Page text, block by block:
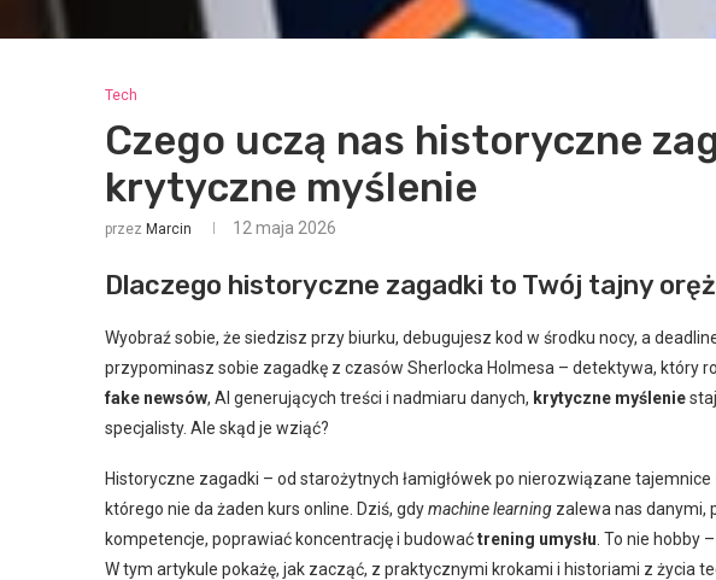
Tech
Czego uczą nas historyczne
krytyczne myślenie
przez Marcin 12 maja 2026
Dlaczego historyczne zagadki to Twój tajny
Wyobraź sobie, że siedzisz przy biurku, debugujesz kod w środku nocy, a
przypominasz sobie zagadkę z czasów Sherlocka Holmesa – detektywa, który
fake newsów, AI generujących treści i nadmiaru danych, krytyczne myślenie
specjalisty. Ale skąd je wziąć?
Historyczne zagadki – od starożytnych łamigłówek po nierozwiązane tajemnice
którego nie da żaden kurs online. Dziś, gdymachine learning zalewa nas danymi,
kompetencje, poprawiać koncentrację i budowaćtrening umysłu . To nie hobby
W tym artykule pokażę, jak zacząć, z praktycznymi krokami i historiami z życia